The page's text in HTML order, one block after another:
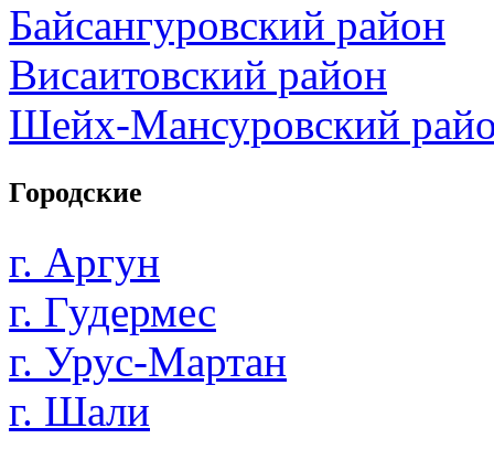
Байсангуровский район
Висаитовский район
Шейх-Мансуровский
Городские
г. Аргун
г. Гудермес
г. Урус-Мартан
г. Шали